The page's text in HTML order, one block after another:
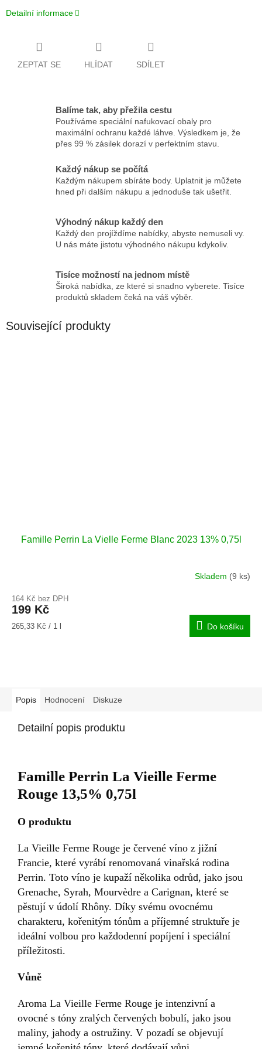
Detailní informace
ZEPTAT SE HLÍDAT SDÍLET
Balíme tak, aby přežila cestu
Používáme speciální nafukovací obaly pro
maximální ochranu každé láhve. Výsledkem je, že
přes 99 % zásilek dorazí v perfektním stavu.
Každý nákup se počítá
Každým nákupem sbíráte body. Uplatnit je můžete
hned při dalším nákupu a jednoduše tak ušetřit.
Výhodný nákup každý den
Každý den projíždíme nabídky, abyste nemuseli vy.
U nás máte jistotu výhodného nákupu kdykoliv.
Tisíce možností na jednom místě
Široká nabídka, ze které si snadno vyberete. Tisíce
produktů skladem čeká na váš výběr.
Související produkty
Famille Perrin La Vielle Ferme Blanc 2023 13% 0,75l
Skladem (9 ks)
164 Kč bez DPH
199 Kč
Měrná
265,33 Kč / 1 l Do košíku
Popis Hodnocení Diskuze
Detailní popis produktu
Famille Perrin La Vieille Ferme
Rouge 13,5% 0,75l
O produktu
La Vieille Ferme Rouge je červené víno z jižní
Francie, které vyrábí renomovaná vinařská rodina
Perrin. Toto víno je kupaží několika odrůd, jako jsou
Grenache, Syrah, Mourvèdre a Carignan, které se
pěstují v údolí Rhôny. Díky svému ovocnému
charakteru, kořenitým tónům a příjemné struktuře je
ideální volbou pro každodenní popíjení i speciální
příležitosti.
Vůně
Aroma La Vieille Ferme Rouge je intenzivní a
ovocné s tóny zralých červených bobulí, jako jsou
maliny, jahody a ostružiny. V pozadí se objevují